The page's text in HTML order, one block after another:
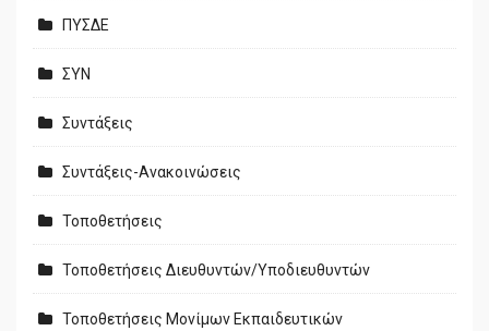
ΠΥΣΔΕ
ΣΥΝ
Συντάξεις
Συντάξεις-Ανακοινώσεις
Τοποθετήσεις
Τοποθετήσεις Διευθυντών/Υποδιευθυντών
Τοποθετήσεις Μονίμων Εκπαιδευτικών